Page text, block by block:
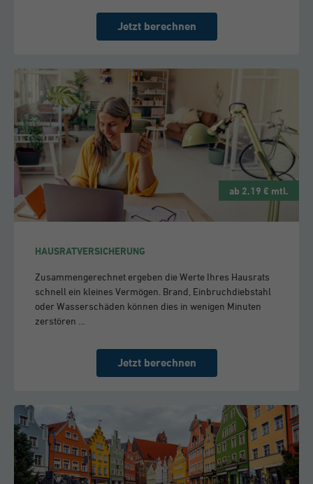
Jetzt berechnen
ab 2,19 € mtl.
HAUSRATVERSICHERUNG
Zusammengerechnet ergeben die Werte Ihres Hausrats
schnell ein kleines Vermögen. Brand, Einbruchdiebstahl
oder Wasserschäden können dies in wenigen Minuten
zerstören …
Jetzt berechnen